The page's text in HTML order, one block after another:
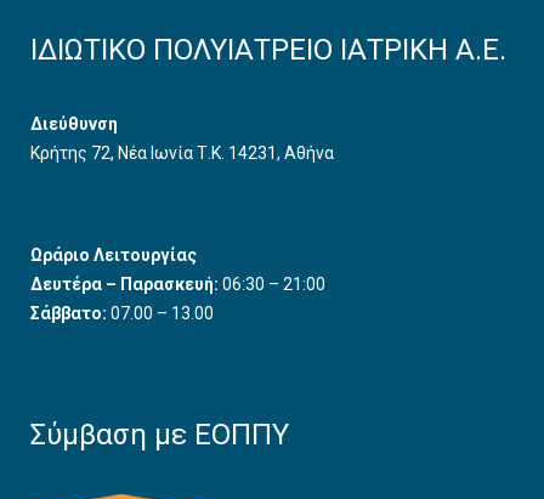
ΙΔΙΩΤΙΚΟ ΠΟΛΥΙΑΤΡΕΙΟ ΙΑΤΡΙΚΗ Α.Ε.
Διεύθυνση
Κρήτης 72, Νέα Ιωνία Τ.Κ. 14231, Αθήνα
Ωράριο Λειτουργίας
Δευτέρα – Παρασκευή: 06:30 – 21:00
Σάββατο: 07.00 – 13.00
Σύμβαση με ΕΟΠΠΥ